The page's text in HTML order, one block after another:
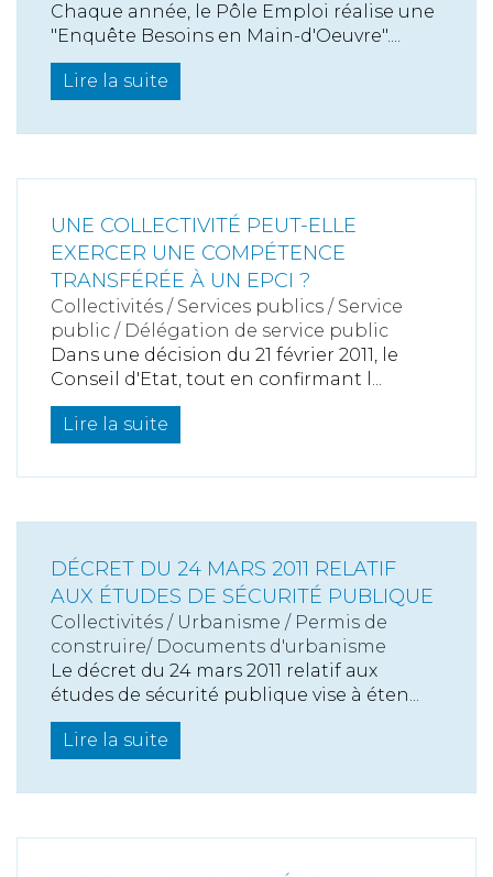
Chaque année, le Pôle Emploi réalise une
"Enquête Besoins en Main-d'Oeuvre"....
Lire la suite
UNE COLLECTIVITÉ PEUT-ELLE
EXERCER UNE COMPÉTENCE
TRANSFÉRÉE À UN EPCI ?
Collectivités / Services publics / Service
public / Délégation de service public
Dans une décision du 21 février 2011, le
Conseil d'Etat, tout en confirmant l...
Lire la suite
DÉCRET DU 24 MARS 2011 RELATIF
AUX ÉTUDES DE SÉCURITÉ PUBLIQUE
Collectivités / Urbanisme / Permis de
construire/ Documents d'urbanisme
Le décret du 24 mars 2011 relatif aux
études de sécurité publique vise à éten...
Lire la suite